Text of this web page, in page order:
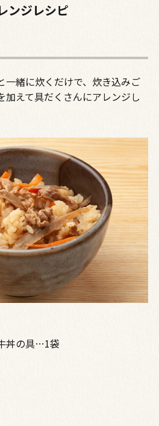
ンジレシピ
一緒に炊くだけで、炊き込みご
加えて具だくさんにアレンジし
丼の具…1袋